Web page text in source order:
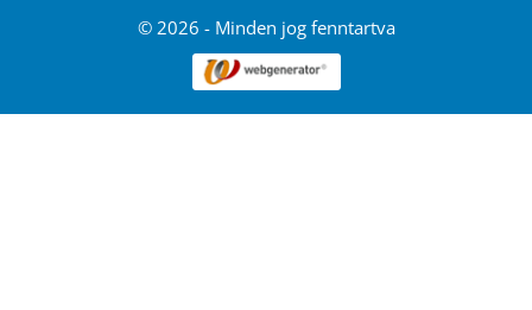
© 2026 - Minden jog fenntartva